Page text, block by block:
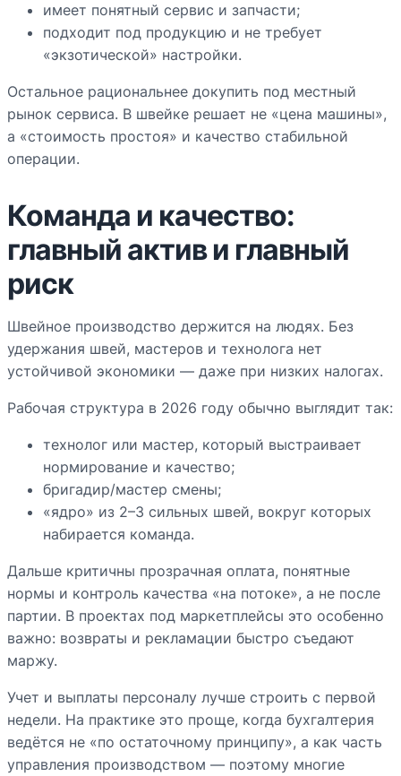
имеет понятный сервис и запчасти;
подходит под продукцию и не требует
«экзотической» настройки.
Остальное рациональнее докупить под местный
рынок сервиса. В швейке решает не «цена машины»,
а «стоимость простоя» и качество стабильной
операции.
Команда и качество:
главный актив и главный
риск
Швейное производство держится на людях. Без
удержания швей, мастеров и технолога нет
устойчивой экономики — даже при низких налогах.
Рабочая структура в 2026 году обычно выглядит так:
технолог или мастер, который выстраивает
нормирование и качество;
бригадир/мастер смены;
«ядро» из 2–3 сильных швей, вокруг которых
набирается команда.
Дальше критичны прозрачная оплата, понятные
нормы и контроль качества «на потоке», а не после
партии. В проектах под маркетплейсы это особенно
важно: возвраты и рекламации быстро съедают
маржу.
Учет и выплаты персоналу лучше строить с первой
недели. На практике это проще, когда бухгалтерия
ведётся не «по остаточному принципу», а как часть
управления производством — поэтому многие